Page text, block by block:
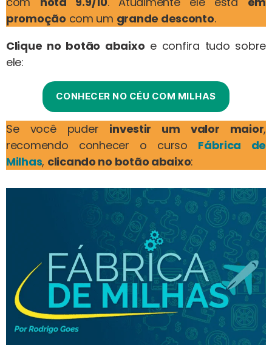
promoção com um grande desconto.
Clique no botão abaixo e confira tudo sobre
ele:
CONHECER NO CÉU COM MILHAS
Se você puder investir um valor maior,
recomendo conhecer o curso Fábrica de
Milhas, clicando no botão abaixo: